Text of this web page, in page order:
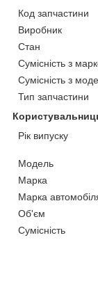
Код запчастини
Виробник
Стан
Сумісність з
Сумісність з
Тип запчастини
Рік випуску
Мoдель
Марка
Марка
Об'єм
Сумісність